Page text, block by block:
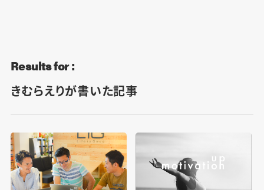
Results for :
きむらえりが書いた記事